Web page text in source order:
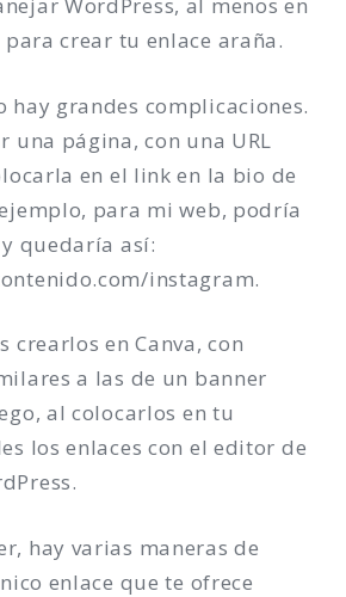
WordPress, al menos en
crear tu enlace araña.
hay grandes complicaciones.
una página, con una URL
en el link en la bio de
para mi web, podría
quedaría así:
instagram.
crearlos en Canva, con
a las de un banner
al colocarlos en tu
los enlaces con el editor de
hay varias maneras de
enlace que te ofrece